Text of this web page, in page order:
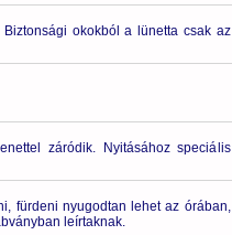
okokból a lünetta csak az
záródik. Nyitásához speciális
fürdeni nyugodtan lehet az órában,
leírtaknak.